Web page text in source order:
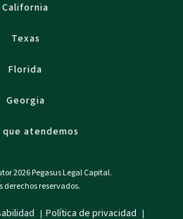
California
Texas
Florida
Georgia
que atendemos
2026 Pegasus Legal Capital.
derechos reservados.
| Política de privacidad |